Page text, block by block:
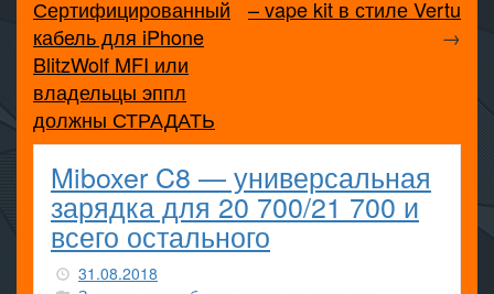
Сертифицированный
кабель для iPhone
BlitzWolf MFI или
владельцы эппл
должны СТРАДАТЬ
– vape kit в стиле Vertu
→
Miboxer C8 — универсальная
зарядка для 20 700/21 700 и
всего остального
31.08.2018